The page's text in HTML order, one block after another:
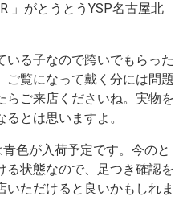
」がとうとうYSP名古屋北
いる子なので跨いでもらった
ご覧になって戴く分には問題
らご来店くださいね。実物を
とは思いますよ。
色が入荷予定です。今のと
る状態なので、足つき確認を
いただけると良いかもしれま